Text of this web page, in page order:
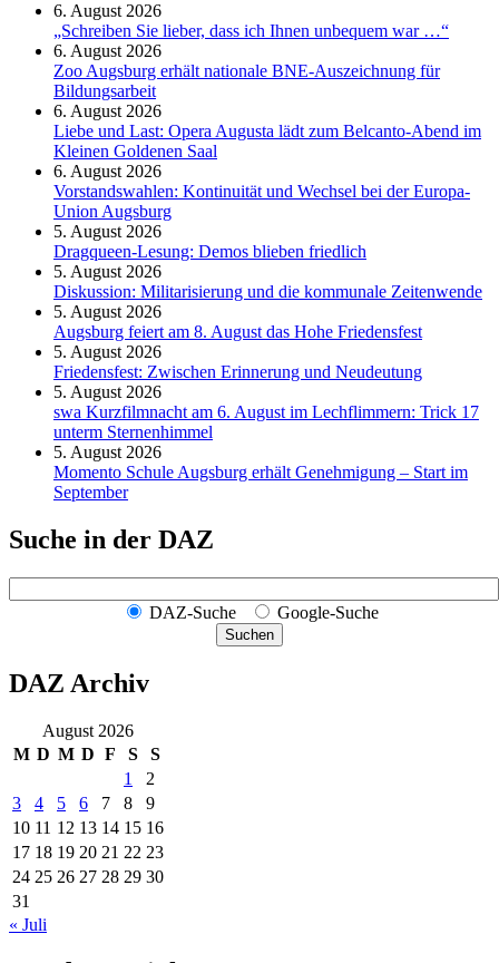
6. August 2026
„Schreiben Sie lieber, dass ich Ihnen unbequem war …“
6. August 2026
Zoo Augsburg erhält nationale BNE-Auszeichnung für
Bildungsarbeit
6. August 2026
Liebe und Last: Opera Augusta lädt zum Belcanto-Abend im
Kleinen Goldenen Saal
6. August 2026
Vorstandswahlen: Kontinuität und Wechsel bei der Europa-
Union Augsburg
5. August 2026
Dragqueen-Lesung: Demos blieben friedlich
5. August 2026
Diskussion: Mi­li­ta­ri­sie­rung und die kommunale Zeitenwende
5. August 2026
Augsburg feiert am 8. August das Hohe Friedensfest
5. August 2026
Friedensfest: Zwischen Erinnerung und Neudeutung
5. August 2026
swa Kurz­film­nacht am 6. August im Lech­flim­mern: Trick 17
unterm Sternen­himmel
5. August 2026
Momento Schule Augsburg erhält Genehmigung – Start im
September
Suche in der DAZ
DAZ-Suche Google-Suche
Suchen
DAZ Archiv
August 2026
M D M D F S
S
1
2
3
4 5 6 7 8
9
10 11 12 13 14 15 16
17 18 19 20 21 22 23
24 25 26 27 28 29 30
31
« Juli